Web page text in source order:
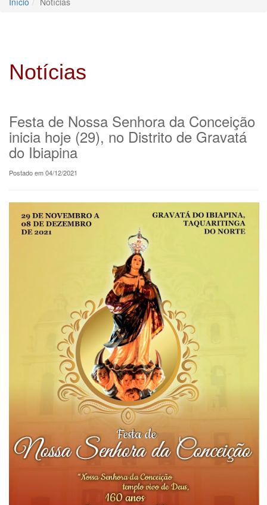
Notícias
Festa de Nossa Senhora da Conceição
inicia hoje (29), no Distrito de Gravatá
do Ibiapina
Postado em 04/12/2021